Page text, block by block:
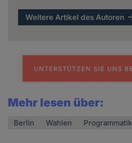
Weitere Artikel des Autoren
Mehr lesen über:
Berlin Wahlen Programmatik